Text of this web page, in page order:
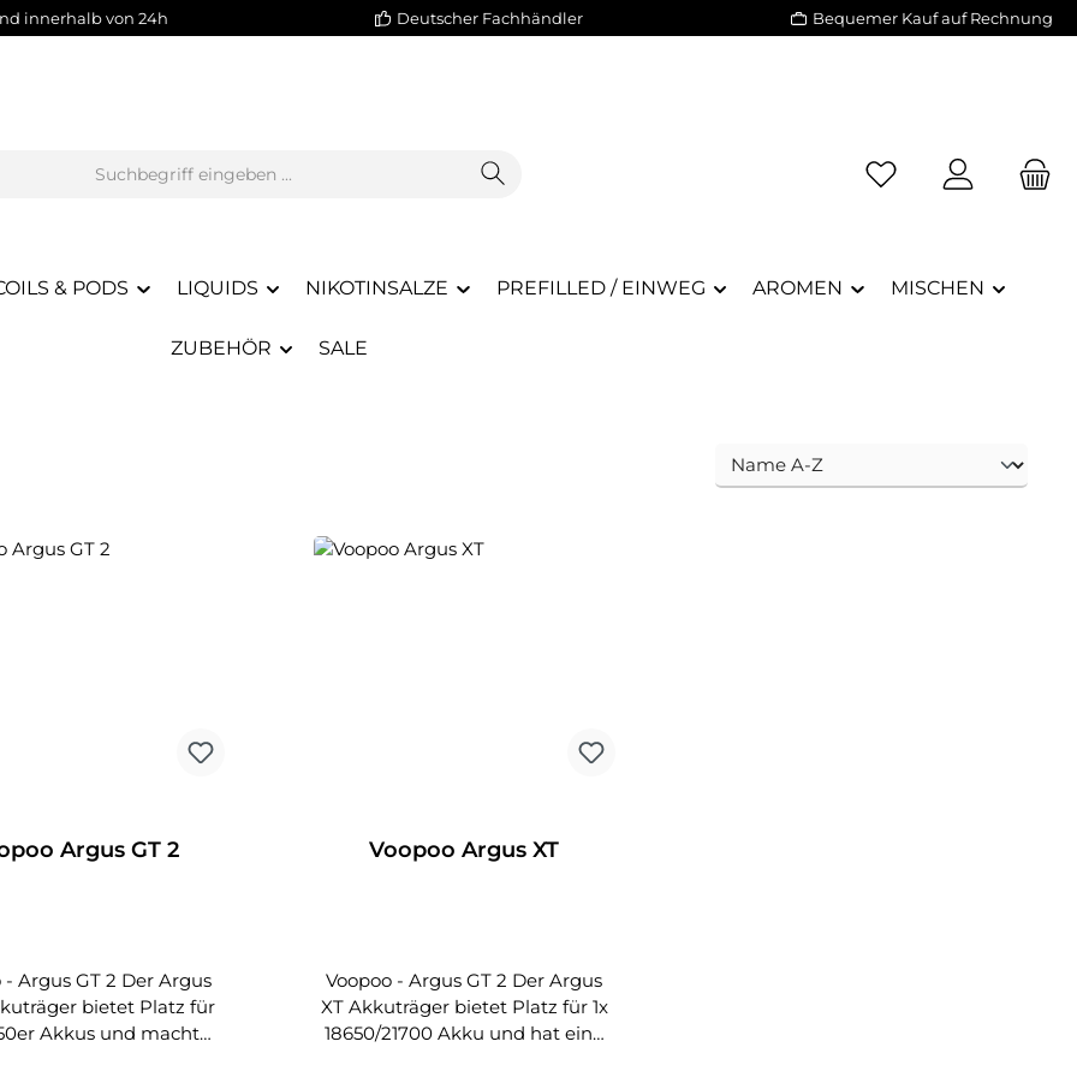
innerhalb von 24h Deutscher Fachhändler Bequemer Kauf auf Rechnung
Du hast 0 Produkte
& PODS LIQUIDS NIKOTINSALZE PREFILLED / EINWEG AROMEN MISCHEN
ZUBEHÖR SALE
Argus GT 2
- Argus GT 2 Der Argus
bietet Platz für
Akkus und macht
Voopoo Argus XT
Voopoo - Argus GT 2 Der Argus
XT Akkuträger bietet Platz für 1x
18650/21700 Akku und hat eine